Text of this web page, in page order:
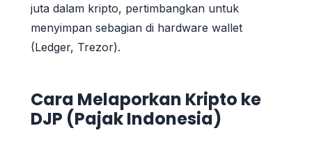
juta dalam kripto, pertimbangkan untuk
menyimpan sebagian di hardware wallet
(Ledger, Trezor).
Cara Melaporkan Kripto ke
DJP (Pajak Indonesia)